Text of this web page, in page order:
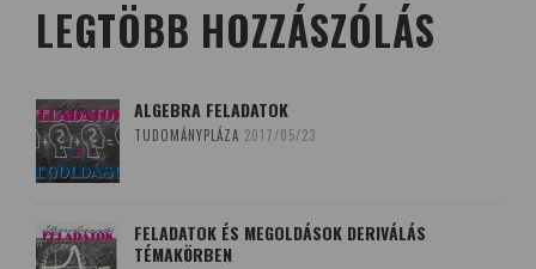
LEGTÖBB HOZZÁSZÓLÁS
ALGEBRA FELADATOK
TUDOMÁNYPLÁZA 2017/05/23
FELADATOK ÉS MEGOLDÁSOK DERIVÁLÁS
TÉMAKÖRBEN